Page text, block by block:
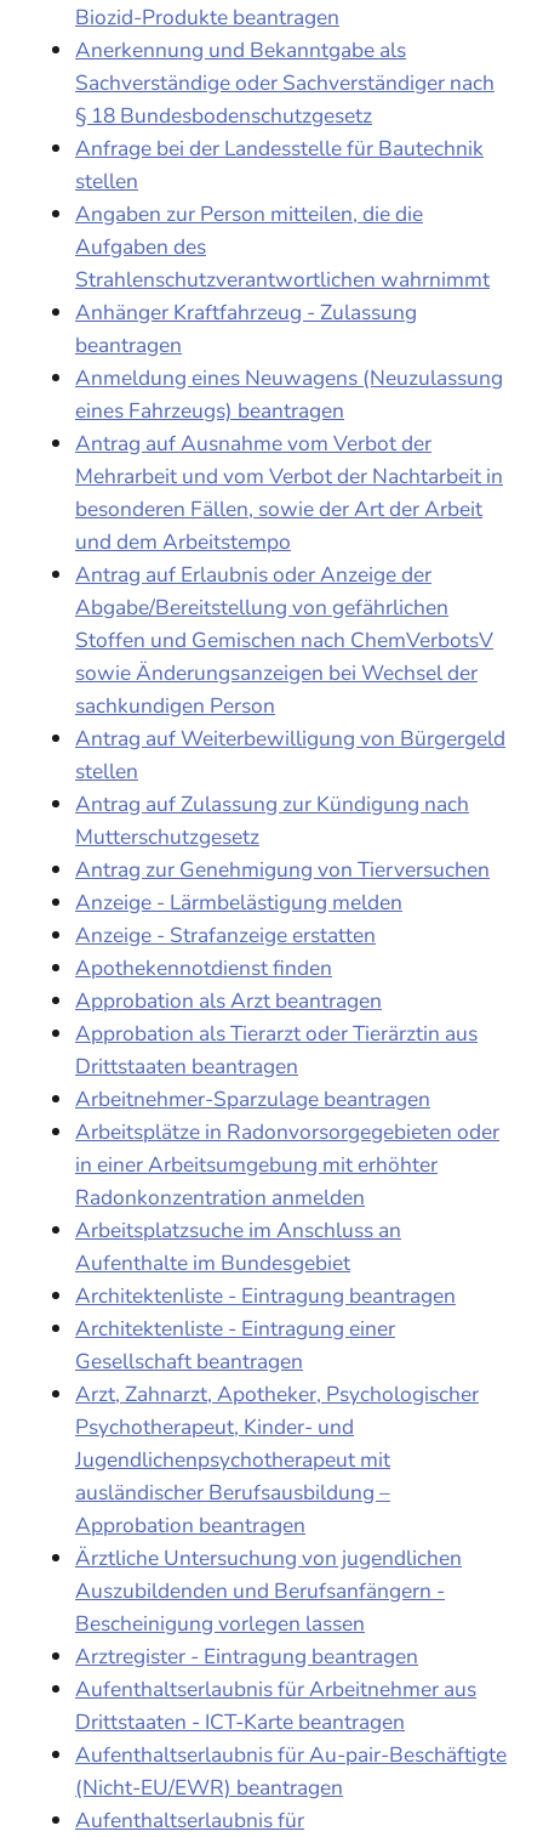
Biozid-Produkte beantragen
Anerkennung und Bekanntgabe als
Sachverständige oder Sachverständiger nach
§ 18 Bundesbodenschutzgesetz
Anfrage bei der Landesstelle für Bautechnik
stellen
Angaben zur Person mitteilen, die die
Aufgaben des
Strahlenschutzverantwortlichen wahrnimmt
Anhänger Kraftfahrzeug - Zulassung
beantragen
Anmeldung eines Neuwagens (Neuzulassung
eines Fahrzeugs) beantragen
Antrag auf Ausnahme vom Verbot der
Mehrarbeit und vom Verbot der Nachtarbeit in
besonderen Fällen, sowie der Art der Arbeit
und dem Arbeitstempo
Antrag auf Erlaubnis oder Anzeige der
Abgabe/Bereitstellung von gefährlichen
Stoffen und Gemischen nach ChemVerbotsV
sowie Änderungsanzeigen bei Wechsel der
sachkundigen Person
Antrag auf Weiterbewilligung von Bürgergeld
stellen
Antrag auf Zulassung zur Kündigung nach
Mutterschutzgesetz
Antrag zur Genehmigung von Tierversuchen
Anzeige - Lärmbelästigung melden
Anzeige - Strafanzeige erstatten
Apothekennotdienst finden
Approbation als Arzt beantragen
Approbation als Tierarzt oder Tierärztin aus
Drittstaaten beantragen
Arbeitnehmer-Sparzulage beantragen
Arbeitsplätze in Radonvorsorgegebieten oder
in einer Arbeitsumgebung mit erhöhter
Radonkonzentration anmelden
Arbeitsplatzsuche im Anschluss an
Aufenthalte im Bundesgebiet
Architektenliste - Eintragung beantragen
Architektenliste - Eintragung einer
Gesellschaft beantragen
Arzt, Zahnarzt, Apotheker, Psychologischer
Psychotherapeut, Kinder- und
Jugendlichenpsychotherapeut mit
ausländischer Berufsausbildung –
Approbation beantragen
Ärztliche Untersuchung von jugendlichen
Auszubildenden und Berufsanfängern -
Bescheinigung vorlegen lassen
Arztregister - Eintragung beantragen
Aufenthaltserlaubnis für Arbeitnehmer aus
Drittstaaten - ICT-Karte beantragen
Aufenthaltserlaubnis für Au-pair-Beschäftigte
(Nicht-EU/EWR) beantragen
Aufenthaltserlaubnis für